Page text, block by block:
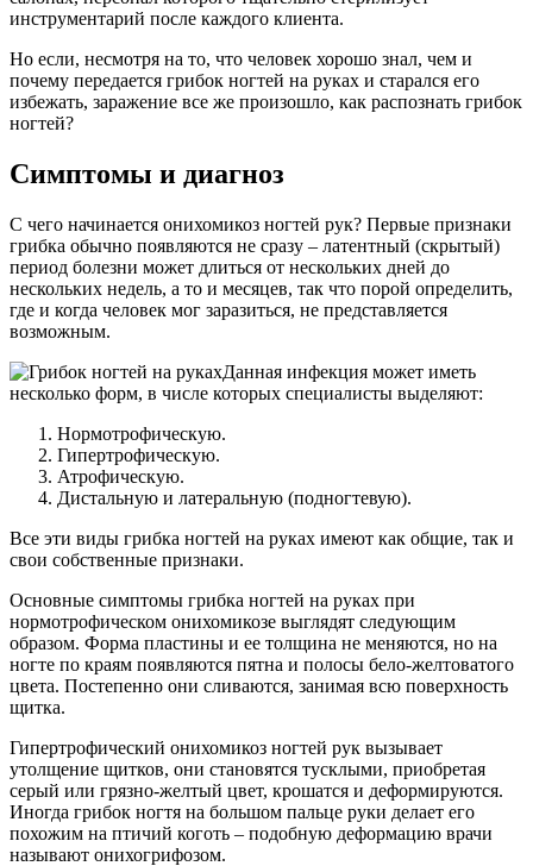
инструментарий после каждого клиента.
Но если, несмотря на то, что человек хорошо знал, чем и
почему передается грибок ногтей на руках и старался его
избежать, заражение все же произошло, как распознать грибок
ногтей?
Симптомы и диагноз
С чего начинается онихомикоз ногтей рук? Первые признаки
грибка обычно появляются не сразу – латентный (скрытый)
период болезни может длиться от нескольких дней до
нескольких недель, а то и месяцев, так что порой определить,
где и когда человек мог заразиться, не представляется
возможным.
Данная инфекция может иметь
несколько форм, в числе которых специалисты выделяют:
Нормотрофическую.
Гипертрофическую.
Атрофическую.
Дистальную и латеральную (подногтевую).
Все эти виды грибка ногтей на руках имеют как общие, так и
свои собственные признаки.
Основные симптомы грибка ногтей на руках при
нормотрофическом онихомикозе выглядят следующим
образом. Форма пластины и ее толщина не меняются, но на
ногте по краям появляются пятна и полосы бело-желтоватого
цвета. Постепенно они сливаются, занимая всю поверхность
щитка.
Гипертрофический онихомикоз ногтей рук вызывает
утолщение щитков, они становятся тусклыми, приобретая
серый или грязно-желтый цвет, крошатся и деформируются.
Иногда грибок ногтя на большом пальце руки делает его
похожим на птичий коготь – подобную деформацию врачи
называют онихогрифозом.